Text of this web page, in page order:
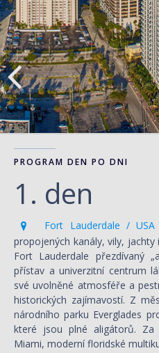
PROGRAM DEN PO DNI
1. den
Fort Lauderdale / USA
propojených kanály, vily,
Fort Lauderdale přezdívaný
přístav a univerzitní centrum
své uvolněné atmosféře a
historických zajímavostí. Z
národního parku Everglades
které jsou plné aligátorů. Za
Miami, moderní floridské